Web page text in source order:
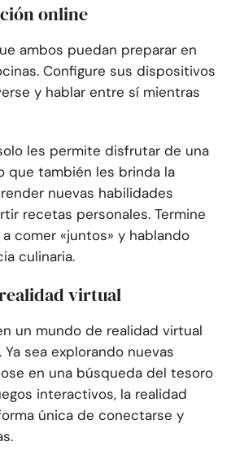
online
ambos puedan preparar en
Configure sus dispositivos
y hablar entre sí mientras
les permite disfrutar de una
que también les brinda la
nuevas habilidades
recetas personales. Termine
comer «juntos» y hablando
culinaria.
virtual
un mundo de realidad virtual
Ya sea explorando nuevas
en una búsqueda del tesoro
interactivos, la realidad
única de conectarse y